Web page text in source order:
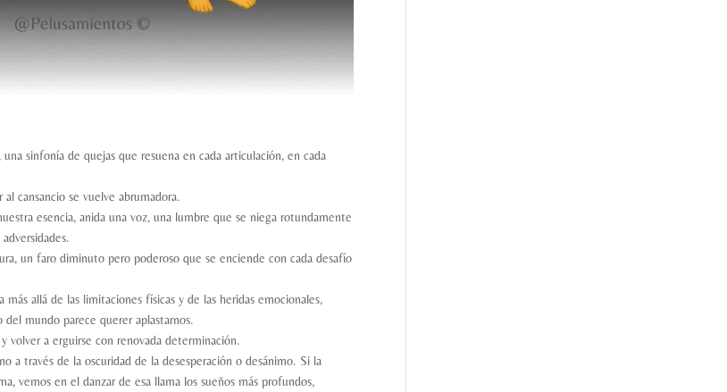
sinfonía de quejas que resuena en cada articulación, en cada
cansancio se vuelve abrumadora.
esencia, anida una voz, una lumbre que se niega rotundamente
un faro diminuto pero poderoso que se enciende con cada desafío
allá de las limitaciones físicas y de las heridas emocionales,
mundo parece querer aplastarnos.
volver a erguirse con renovada determinación.
a través de la oscuridad de la desesperación o desánimo. Si la
vemos en el danzar de esa llama los sueños más profundos,